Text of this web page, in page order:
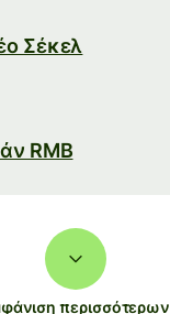
Σέκελ
RMB
περισσότερων